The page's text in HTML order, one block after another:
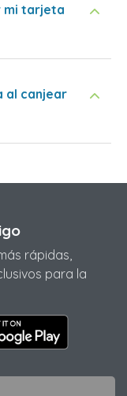
mi tarjeta
al canjear
rápidas,
para la